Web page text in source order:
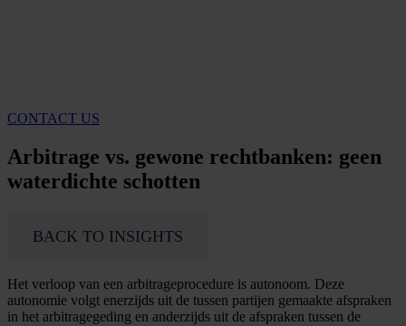
CONTACT US
Arbitrage vs. gewone rechtbanken: geen
waterdichte schotten
BACK TO INSIGHTS
Het verloop van een arbitrageprocedure is autonoom. Deze
autonomie volgt enerzijds uit de tussen partijen gemaakte afspraken
in het arbitragegeding en anderzijds uit de afspraken tussen de